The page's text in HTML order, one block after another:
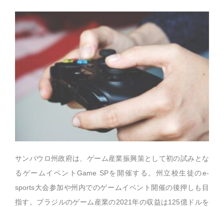
サンパウロ州政府は、ゲーム産業振興策として初の試みとな
るゲームイベントGame SPを開催する。州立校生徒のe-
sports大会参加や州内でのゲームイベント開催の後押しも目
指す。ブラジルのゲーム産業の2021年の収益は125億ドルを